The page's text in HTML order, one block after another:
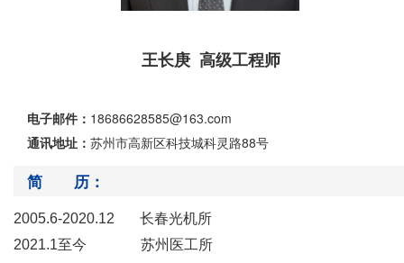
王长庚 高级工程师
电子邮件： 18686628585@163.com
通讯地址： 苏州市高新区科技城科灵路88号
简 历：
2005.6-2020.12 长春光机所
2021.1至今 苏州医工所